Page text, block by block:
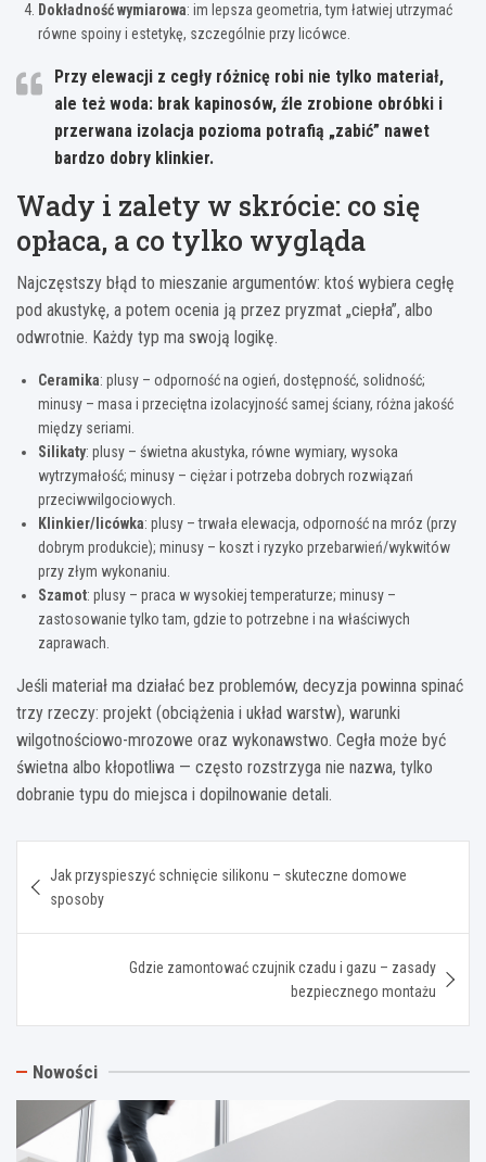
Dokładność wymiarowa: im lepsza geometria, tym łatwiej utrzymać
równe spoiny i estetykę, szczególnie przy licówce.
Przy elewacji z cegły różnicę robi nie tylko materiał,
ale też woda: brak kapinosów, źle zrobione obróbki i
przerwana izolacja pozioma potrafią „zabić” nawet
bardzo dobry klinkier.
Wady i zalety w skrócie: co się
opłaca, a co tylko wygląda
Najczęstszy błąd to mieszanie argumentów: ktoś wybiera cegłę
pod akustykę, a potem ocenia ją przez pryzmat „ciepła”, albo
odwrotnie. Każdy typ ma swoją logikę.
Ceramika: plusy – odporność na ogień, dostępność, solidność;
minusy – masa i przeciętna izolacyjność samej ściany, różna jakość
między seriami.
Silikaty: plusy – świetna akustyka, równe wymiary, wysoka
wytrzymałość; minusy – ciężar i potrzeba dobrych rozwiązań
przeciwwilgociowych.
Klinkier/licówka: plusy – trwała elewacja, odporność na mróz (przy
dobrym produkcie); minusy – koszt i ryzyko przebarwień/wykwitów
przy złym wykonaniu.
Szamot: plusy – praca w wysokiej temperaturze; minusy –
zastosowanie tylko tam, gdzie to potrzebne i na właściwych
zaprawach.
Jeśli materiał ma działać bez problemów, decyzja powinna spinać
trzy rzeczy: projekt (obciążenia i układ warstw), warunki
wilgotnościowo-mrozowe oraz wykonawstwo. Cegła może być
świetna albo kłopotliwa — często rozstrzyga nie nazwa, tylko
dobranie typu do miejsca i dopilnowanie detali.
wpisu
Jak przyspieszyć schnięcie silikonu – skuteczne domowe
sposoby
Gdzie zamontować czujnik czadu i gazu – zasady
bezpiecznego montażu
Nowości